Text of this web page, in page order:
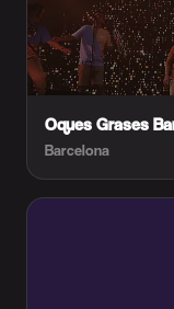
Oques Grases
Barcelona